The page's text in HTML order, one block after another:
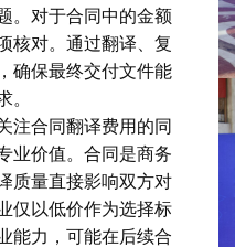
。对于合同中的金额
核对。通过翻译、复
确保最终交付文件能
。
注合同翻译费用的同
业价值。合同是商务
质量直接影响双方对
仅以低价作为选择标
能力，可能在后续合